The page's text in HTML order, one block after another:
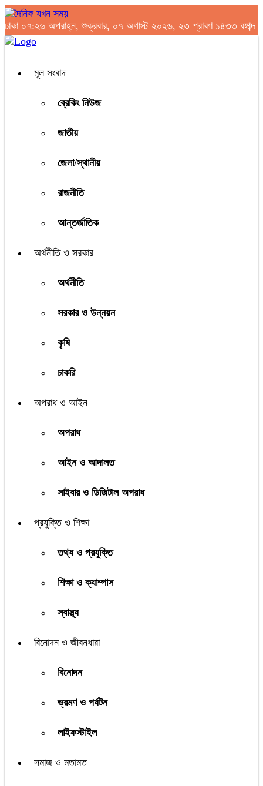
ঢাকা ০৭:২৬ অপরাহ্ন, শুক্রবার, ০৭ অগাস্ট ২০২৬, ২৩ শ্রাবণ ১৪৩৩ বঙ্গাব্দ
মূল সংবাদ
ব্রেকিং নিউজ
জাতীয়
জেলা/স্থানীয়
রাজনীতি
আন্তর্জাতিক
অর্থনীতি ও সরকার
অর্থনীতি
সরকার ও উন্নয়ন
কৃষি
চাকরি
অপরাধ ও আইন
অপরাধ
আইন ও আদালত
সাইবার ও ডিজিটাল অপরাধ
প্রযুক্তি ও শিক্ষা
তথ্য ও প্রযুক্তি
শিক্ষা ও ক্যাম্পাস
স্বাস্থ্য
বিনোদন ও জীবনধারা
বিনোদন
ভ্রমণ ও পর্যটন
লাইফস্টাইল
সমাজ ও মতামত